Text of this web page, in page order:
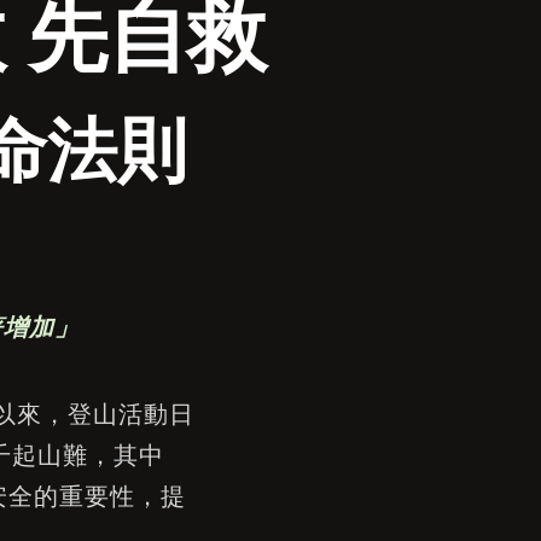
先自救
法則
加」
來，登山活動日
起山難，其中
的重要性，提